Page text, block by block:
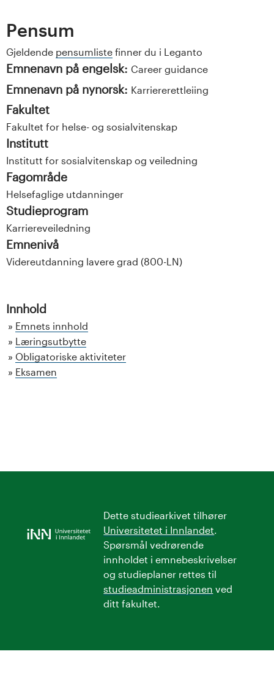
Pensum
Gjeldende pensumliste finner du i Leganto
Emnenavn på engelsk: Career guidance
Emnenavn på nynorsk: Karriererettleiing
Fakultet
Fakultet for helse- og sosialvitenskap
Institutt
Institutt for sosialvitenskap og veiledning
Fagområde
Helsefaglige utdanninger
Studieprogram
Karriereveiledning
Emnenivå
Videreutdanning lavere grad (800-LN)
Innhold
Emnets innhold
Læringsutbytte
Obligatoriske aktiviteter
Eksamen
Dette studiearkivet tilhører
Universitetet i Innlandet.
Spørsmål vedrørende
innholdet i emnebeskrivelser
og studieplaner rettes til
studieadministrasjonen ved
ditt fakultet.